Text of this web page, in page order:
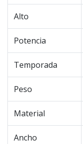
Alto
Potencia
Temporada
Peso
Material
Ancho